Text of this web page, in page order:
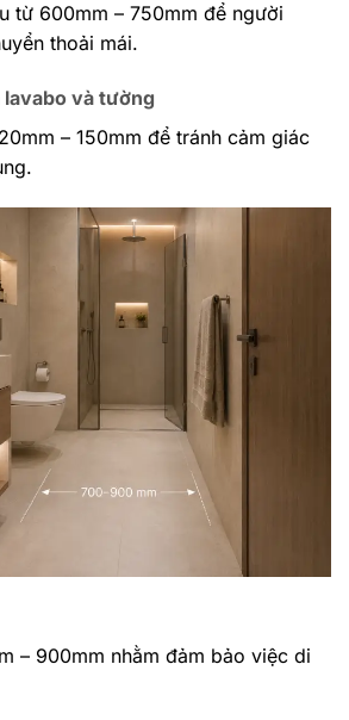
từ 600mm – 750mm để người
thoải mái.
và tường
– 150mm để tránh cảm giác
– 900mm nhằm đảm bảo việc di